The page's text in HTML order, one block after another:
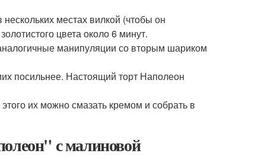
местах вилкой (чтобы он
цвета около 6 минут.
манипуляции со вторым шариком
посильнее. Настоящий торт Наполеон
их можно смазать кремом и собрать в
с малиновой